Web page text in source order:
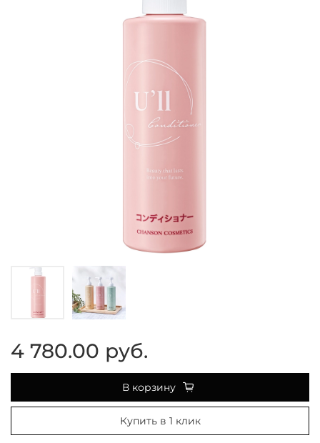
4 780.00 руб.
В корзину
Купить в 1 клик